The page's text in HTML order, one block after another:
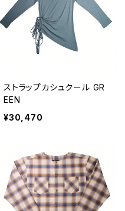
ストラップカシュクール GR
EEN
¥30,470